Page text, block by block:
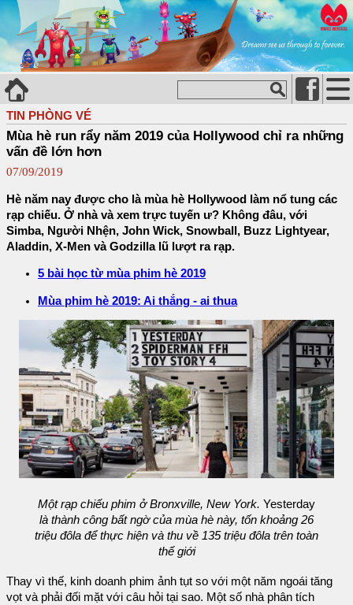
TIN PHÒNG VÉ
Mùa hè run rẩy năm 2019 của Hollywood chỉ ra những
vấn đề lớn hơn
07/09/2019
Hè năm nay được cho là mùa hè Hollywood làm nổ tung các
rạp chiếu. Ở nhà và xem trực tuyến ư? Không đâu, với
Simba, Người Nhện, John Wick, Snowball, Buzz Lightyear,
Aladdin, X-Men và Godzilla lũ lượt ra rạp.
5 bài học từ mùa phim hè 2019
Mùa phim hè 2019: Ai thắng - ai thua
Một rạp chiếu phim ở Bronxville, New York. Yesterday
là thành công bất ngờ của mùa hè này, tốn khoảng 26
triệu đôla để thực hiện và thu về 135 triệu đôla trên toàn
thế giới
Thay vì thế, kinh doanh phim ảnh tụt so với một năm ngoái tăng
vọt và phải đối mặt với câu hỏi tại sao. Một số nhà phân tích